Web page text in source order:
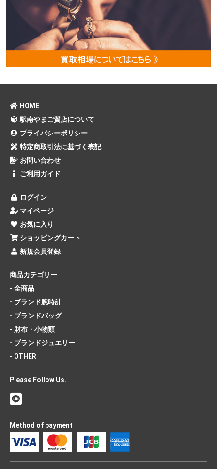
HOME
駅南やまご質店について
プライバシーポリシー
特定商取引法に基づく表記
お問い合わせ
ご利用ガイド
ログイン
マイページ
お気に入り
ショッピングカート
新規会員登録
商品カテゴリー
- 全商品
- ブランド腕時計
- ブランドバッグ
- 財布・小物類
- ブランドジュエリー
- OTHER
Please Follow Us.
Method of payment